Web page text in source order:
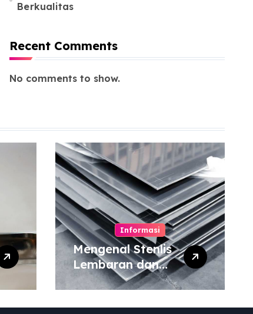
Berkualitas
Recent Comments
No comments to show.
Informasi
Mengenal Stenlis
Lembaran dan
Komposisinya